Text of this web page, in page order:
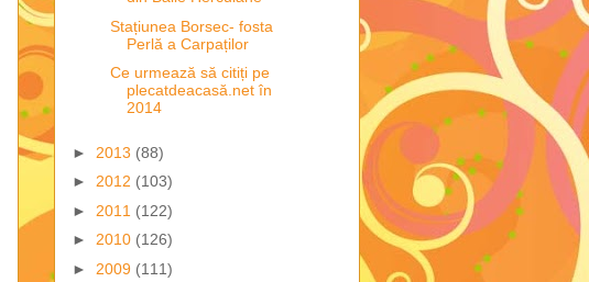
Stațiunea Borsec- fosta
Perlă a Carpaților
Ce urmează să citiți pe
plecatdeacasă.net în
2014
► 2013 (88)
► 2012 (103)
► 2011 (122)
► 2010 (126)
► 2009 (111)